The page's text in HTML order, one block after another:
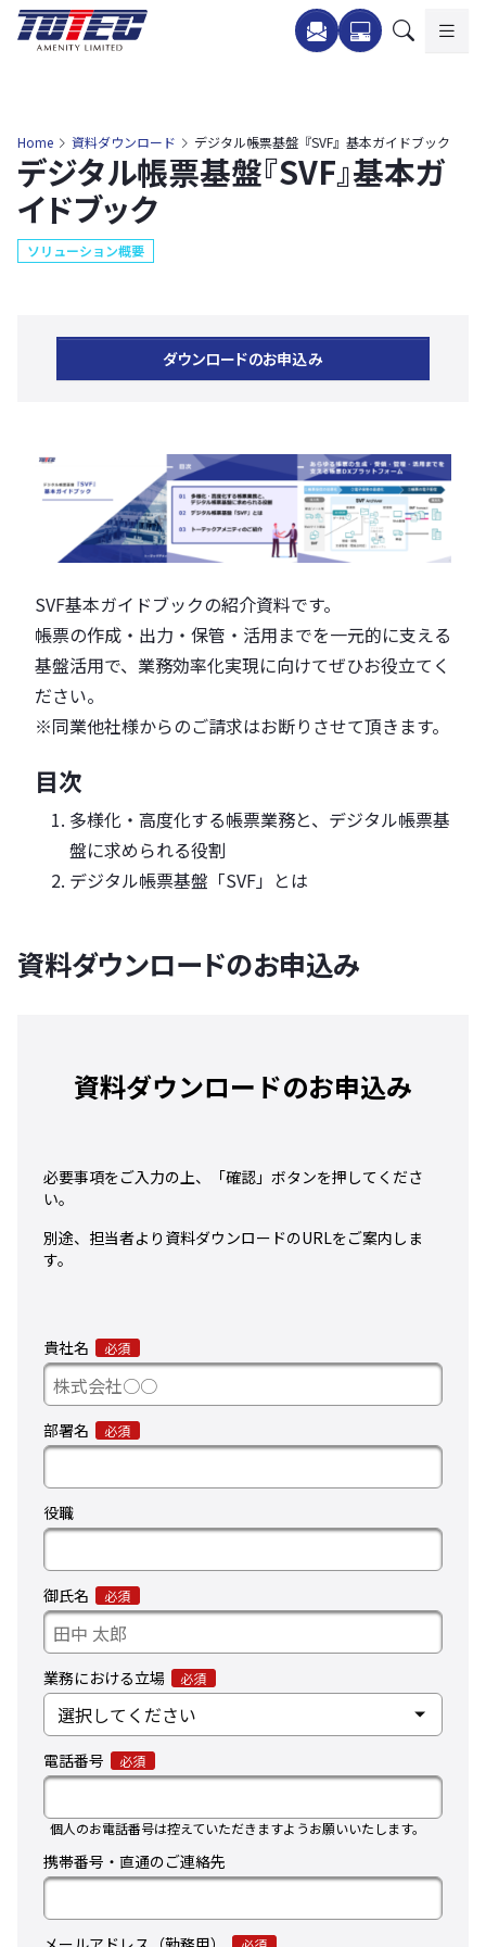
Home 資料ダウンロード デジタル帳票基盤『SVF』基本ガイドブック
デジタル帳票基盤『SVF』基本ガ
イドブック
ソリューション概要
ダウンロードのお申込み
SVF基本ガイドブックの紹介資料です。
帳票の作成・出力・保管・活用までを一元的に支える
基盤活用で、業務効率化実現に向けてぜひお役立てく
ださい。
※同業他社様からのご請求はお断りさせて頂きます。
目次
多様化・高度化する帳票業務と、デジタル帳票基
盤に求められる役割
デジタル帳票基盤「SVF」とは
資料ダウンロードのお申込み